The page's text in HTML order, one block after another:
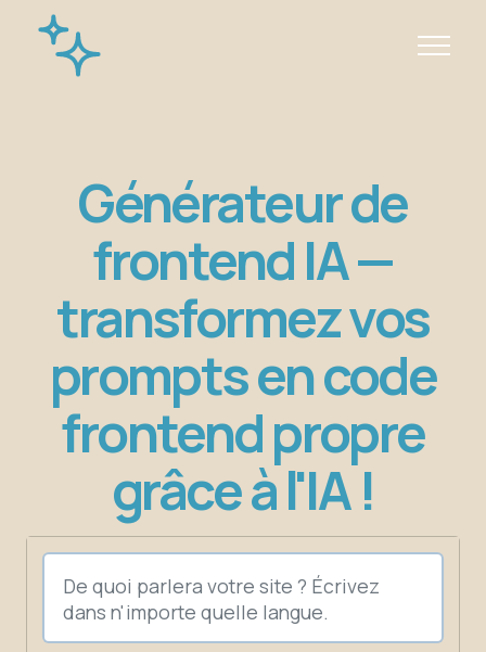
Générateur de
frontend IA —
transformez vos
prompts en code
frontend propre
grâce à l'IA !